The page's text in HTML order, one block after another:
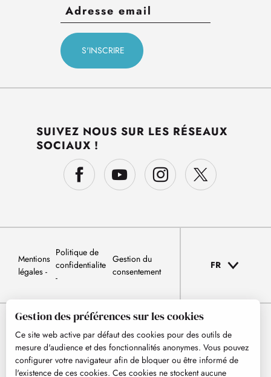
SUIVEZ NOUS SUR LES RÉSEAUX
SOCIAUX !
Mentions
légales
Politique de
confidentialite
Gestion du
consentement
FR
Gestion des préférences sur les cookies
Ce site web active par défaut des cookies pour des outils de
mesure d'audience et des fonctionnalités anonymes. Vous pouvez
configurer votre navigateur afin de bloquer ou être informé de
l'existence de ces cookies. Ces cookies ne stockent aucune